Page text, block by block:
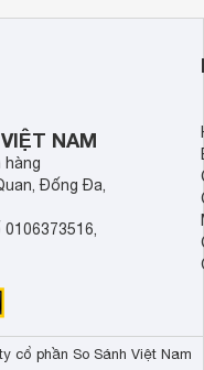
NAM
hàng
Đống Đa,
cổ phần So Sánh Việt Nam